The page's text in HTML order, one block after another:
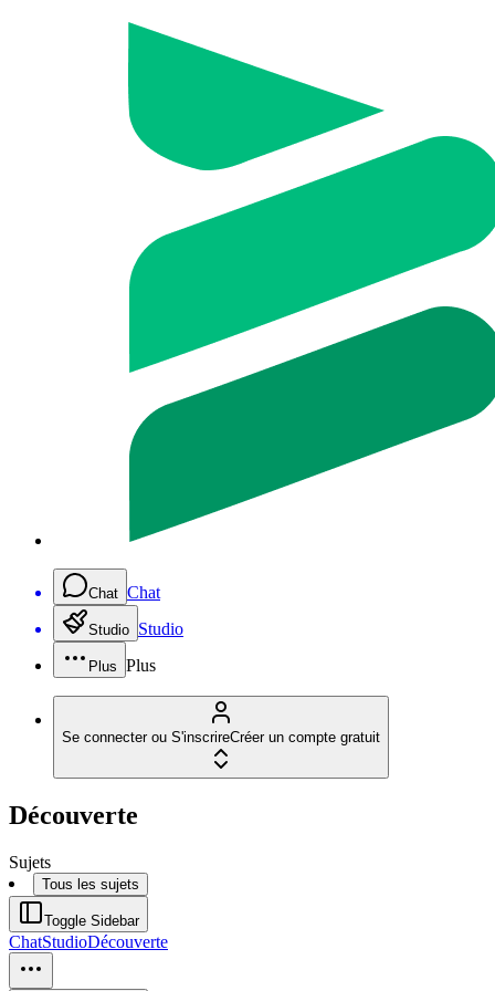
Chat Chat
Studio Studio
Plus Plus
Se connecter ou S'inscrireCréer un compte gratuit
Découverte
Sujets
Tous les sujets
Toggle Sidebar
ChatStudioDécouverte